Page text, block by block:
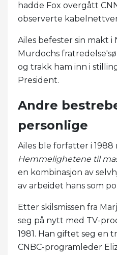
hadde Fox overgått
observerte
Ailes befester sin makt i
Murdochs
og trakk ham inn i
President.
Andre
personlige
Ailes ble forfatter i 1988
Hemmelighetene til
en kombinasjon av
av arbeidet hans som
Etter skilsmissen fra
seg på nytt med TV-
1981. Han giftet seg en
CNBC-programleder